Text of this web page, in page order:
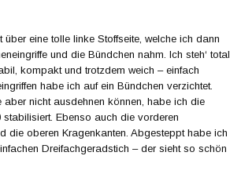
über eine tolle linke Stoffseite, welche ich dann
und die Bündchen nahm. Ich steh‘ total
kompakt und trotzdem weich – einfach
habe ich auf ein Bündchen verzichtet.
aber nicht ausdehnen können, habe ich die
stabilisiert. Ebenso auch die vorderen
die oberen Kragenkanten. Abgesteppt habe ich
Dreifachgeradstich – der sieht so schön